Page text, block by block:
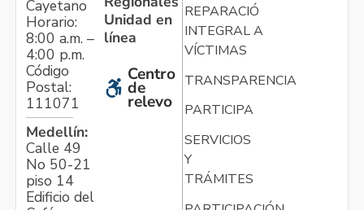
Cayetano
Horario:
8:00 a.m. –
4:00 p.m.
Código
Postal:
111071
Medellín:
Calle 49
No 50-21
piso 14
Edificio del
Unidad en
línea
Centro
de
relevo
REPARACIÓN
INTEGRAL A
VÍCTIMAS
TRANSPARENCIA
PARTICIPA
SERVICIOS
Y
TRÁMITES